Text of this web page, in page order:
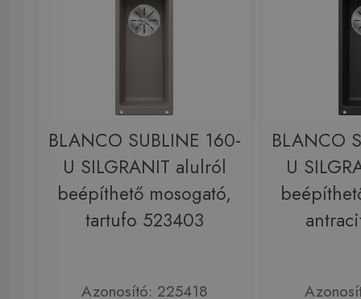
BLANCO SUBLINE 160-
U SILGRANIT alulról
beépíthető mosogató,
tartufo 523403
Azonosító: 225418
BLANCO
U